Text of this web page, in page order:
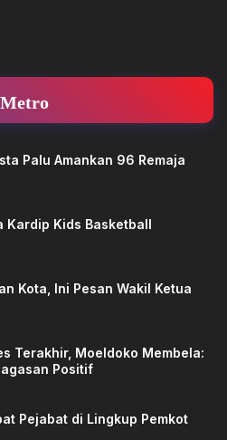
Metro
Palu Amankan 96 Remaja
Kardip Kids Basketball
Kota, Ini Pesan Wakil Ketua
Terakhir, Moeldoko Membela:
Positif
Pejabat di Lingkup Pemkot